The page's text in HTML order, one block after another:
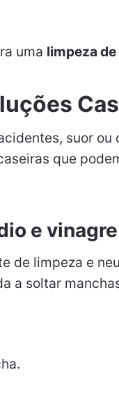
uma limpeza
suor ou
que
e vinagre
de limpeza e
a soltar